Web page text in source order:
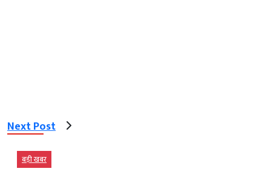
Next Post
बड़ी खबर